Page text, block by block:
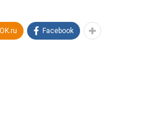
OK.ru Facebook